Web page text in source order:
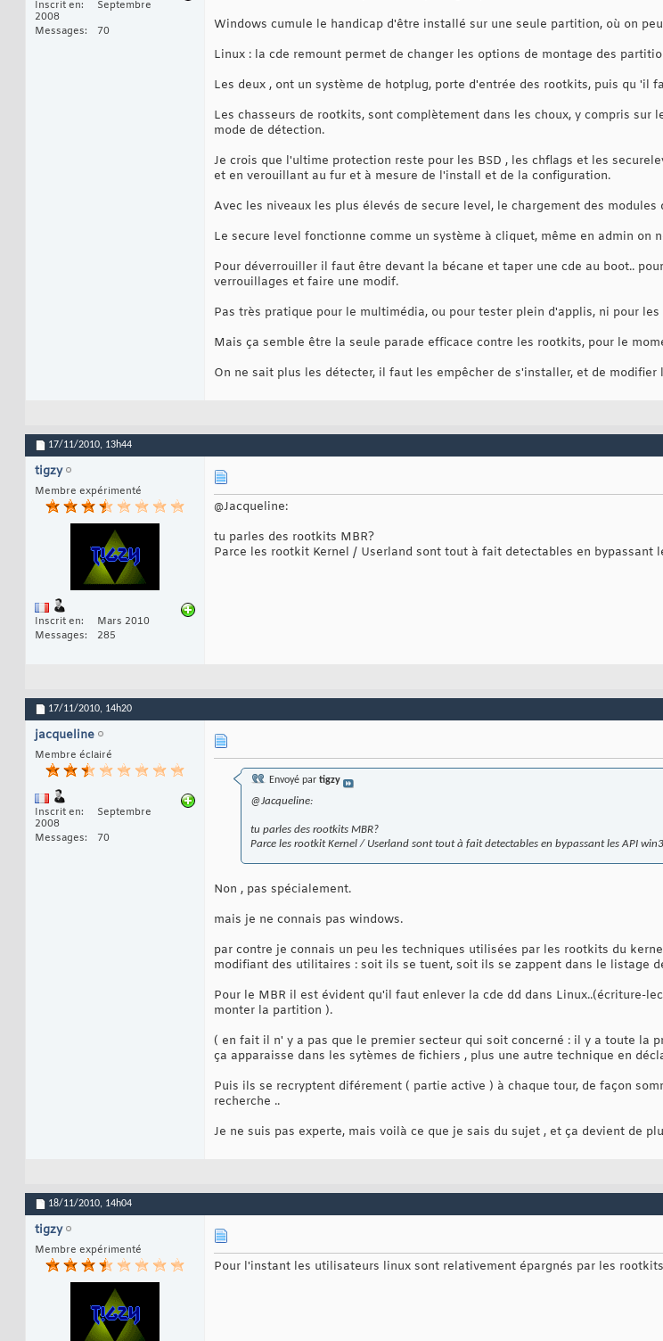
Inscrit en
Septembre
2008
Messages
70
Windows cumule le handicap d'être installé sur une seule partition, où on
Linux : la cde remount permet de changer les options de montage des
Les deux , ont un système de hotplug, porte d'entrée des rootkits, puis qu 'il
Les chasseurs de rootkits, sont complètement dans les choux, y compris
mode de détection.
Je crois que l'ultime protection reste pour les BSD , les chflags et les
et en verouillant au fur et à mesure de l'install et de la configuration.
Avec les niveaux les plus élevés de secure level, le chargement des
Le secure level fonctionne comme un système à cliquet, même en admin on
Pour déverrouiller il faut être devant la bécane et taper une cde au boot..
verrouillages et faire une modif.
Pas très pratique pour le multimédia, ou pour tester plein d'applis, ni pour
Mais ça semble être la seule parade efficace contre les rootkits, pour le
On ne sait plus les détecter, il faut les empêcher de s'installer, et de
17/11/2010, 13h44
tigzy
Membre expérimenté
Inscrit en
Mars 2010
Messages
285
@Jacqueline:
tu parles des rootkits MBR?
Parce les rootkit Kernel / Userland sont tout à fait detectables en bypassant
17/11/2010, 14h20
jacqueline
Membre éclairé
Inscrit en
Septembre
2008
Messages
70
Envoyé par tigzy
@Jacqueline:
tu parles des rootkits MBR?
Parce les rootkit Kernel / Userland sont tout à fait detectables en bypassant les API
Non , pas spécialement.
mais je ne connais pas windows.
par contre je connais un peu les techniques utilisées par les rootkits du
modifiant des utilitaires : soit ils se tuent, soit ils se zappent dans le listage
Pour le MBR il est évident qu'il faut enlever la cde dd dans Linux..(écriture-
monter la partition ).
( en fait il n' y a pas que le premier secteur qui soit concerné : il y a toute la
ça apparaisse dans les sytèmes de fichiers , plus une autre technique en
Puis ils se recryptent diférement ( partie active ) à chaque tour, de façon
recherche ..
Je ne suis pas experte, mais voilà ce que je sais du sujet , et ça devient de
18/11/2010, 14h04
tigzy
Membre expérimenté
Pour l'instant les utilisateurs linux sont relativement épargnés par les